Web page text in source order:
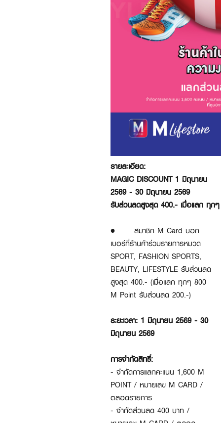
รายละเอียด:
MAGIC DISCOUNT 1 มิถุนายน
2569 - 30 มิถุนายน 2569
รับส่วนลดสูงสุด 400.- เมื่อแลก ทุก
•
สมาชิก M Card บอก
เบอร์ที่ร้านค้าร่วมรายการหมวด
SPORT, FASHION SPORTS,
BEAUTY, LIFESTYLE รับส่วนลด
สูงสุด 400.- (เมื่อแลก ทุกๆ 800
M Point รับส่วนลด 200.-)
ระยะเวลา: 1 มิถุนายน 2569 - 30
มิถุนายน 2569
การจำกัดสิทธิ์:
- จำกัดการแลกคะแนน 1,600 M
POINT / หมายเลข M CARD /
ตลอดรายการ
- จำกัดส่วนลด 400 บาท /